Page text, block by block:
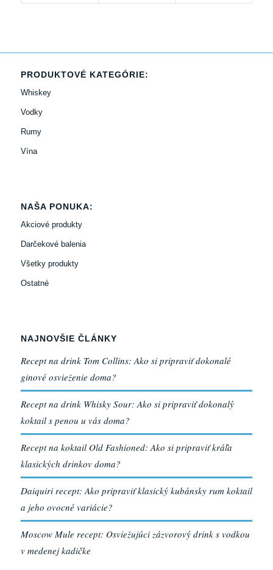
PRODUKTOVÉ KATEGÓRIE:
Whiskey
Vodky
Rumy
Vína
NAŠA PONUKA:
Akciové produkty
Darčekové balenia
Všetky produkty
Ostatné
NAJNOVŠIE ČLÁNKY
Recept na drink Tom Collins: Ako si pripraviť dokonalé
ginové osvieženie doma?
Recept na drink Whisky Sour: Ako si pripraviť dokonalý
koktail s penou u vás doma?
Recept na koktail Old Fashioned: Ako si pripraviť kráľa
klasických drinkov doma?
Daiquiri recept: Ako pripraviť klasický kubánsky rum koktail
a jeho ovocné variácie?
Moscow Mule recept: Osviežujúci zázvorový drink s vodkou
v medenej kadičke